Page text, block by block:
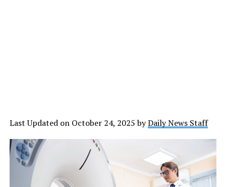
Last Updated on October 24, 2025 byDaily News Staff